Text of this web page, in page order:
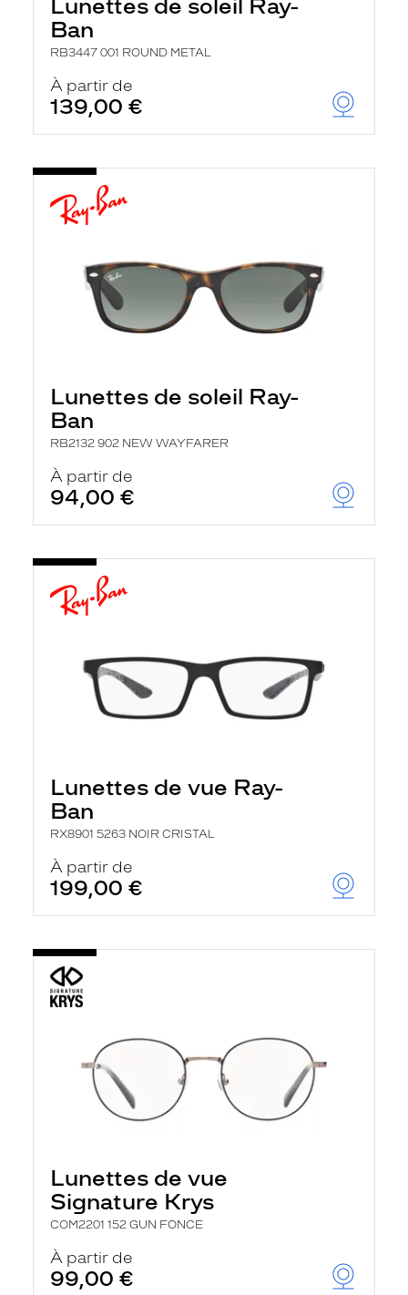
Lunettes de soleil Ray-
Ban
RB3447 001 ROUND METAL
À partir de
139,00 €
Lunettes de soleil Ray-
Ban
RB2132 902 NEW WAYFARER
À partir de
94,00 €
Lunettes de vue Ray-
Ban
RX8901 5263 NOIR CRISTAL
À partir de
199,00 €
Lunettes de vue
Signature Krys
COM2201 152 GUN FONCE
À partir de
99,00 €